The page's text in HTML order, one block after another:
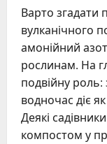
Варто згадати
вулканічного
амонійний
рослинам. На
подвійну роль:
водночас діє
Деякі
компостом у